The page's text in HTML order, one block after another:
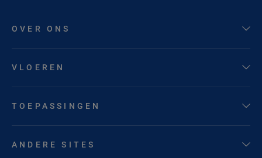
OVER ONS
VLOEREN
TOEPASSINGEN
ANDERE SITES